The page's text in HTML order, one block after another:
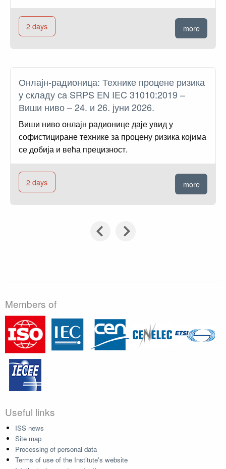
2 days more
Онлајн-радионица: Технике процене ризика
у складу са SRPS EN IEC 31010:2019 –
Виши ниво – 24. и 26. јуни 2026.
Виши ниво онлајн радионице даје увид у
софистициране технике за процену ризика којима
се добија и већа прецизност.
2 days more
Members of
Useful links
ISS news
Site map
Processing of personal data
Terms of use of the Institute's website